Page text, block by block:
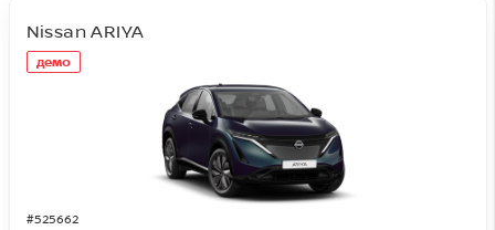
демо
#525662
Nissan ARIYA